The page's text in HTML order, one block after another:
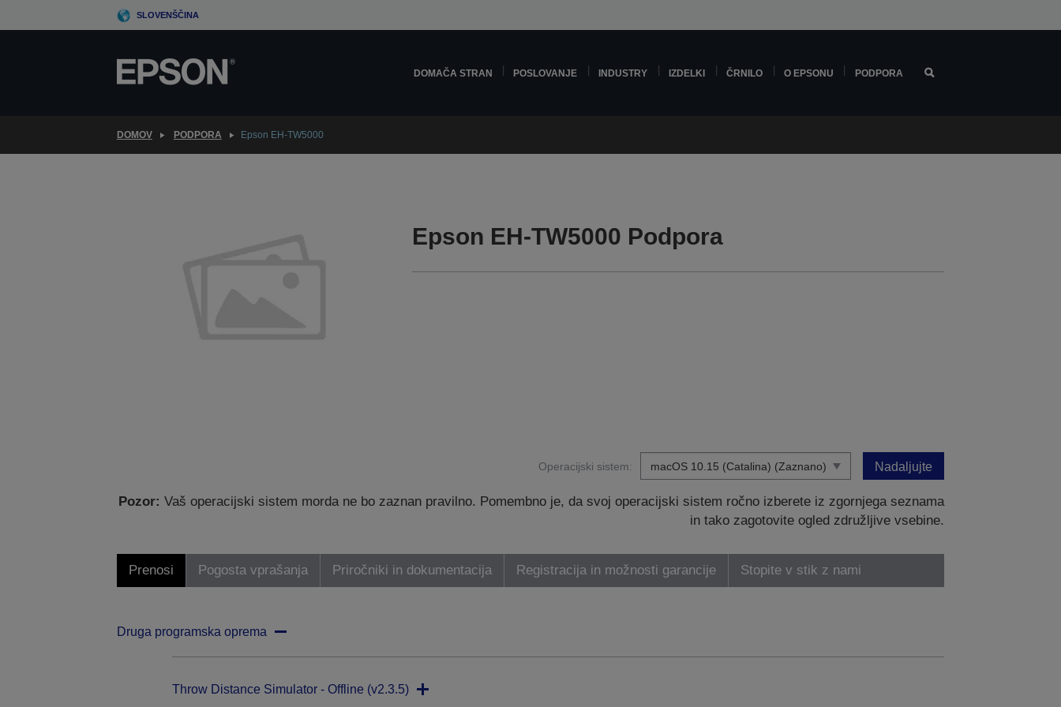
to
SLOVENŠČINA
DOMAČA STRAN POSLOVANJE INDUSTRY IZDELKI ČRNILO O EPSONU PODPORA
DOMOV PODPORA Epson EH-TW5000
Epson EH-TW5000 Podpora
Operacijski sistem: Nadaljujte
Pozor: Vaš operacijski sistem morda ne bo zaznan pravilno. Pomembno je, da svoj operacijski sistem ročno izberete iz zgornjega seznama
in tako zagotovite ogled združljive vsebine.
Prenosi Pogosta vprašanja Priročniki in dokumentacija Registracija in možnosti garancije Stopite v stik z nami
Druga programska oprema
Throw Distance Simulator - Offline (v2.3.5)